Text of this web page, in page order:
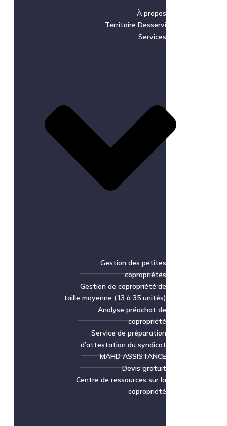
À propos
Territoire Desservi
Services
Gestion des petites
copropriétés
Gestion de copropriété de
taille moyenne (13 à 35 unités)
Analyse préachat de
copropriété
Service de préparation
d’attestation du syndicat
MAHD ASSISTANCE
Devis gratuit
Centre de ressources sur la
copropriété